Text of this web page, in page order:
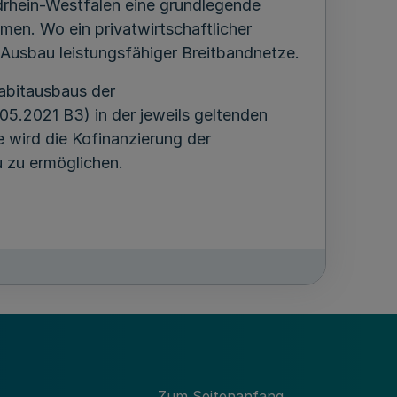
Westfalen eine grundlegende
Wo ein privatwirtschaftlicher
leistungsfähiger Breitbandnetze.
der
B3) in der jeweils geltenden
wird die Kofinanzierung der
ermöglichen.
Bezirksregierungen für die